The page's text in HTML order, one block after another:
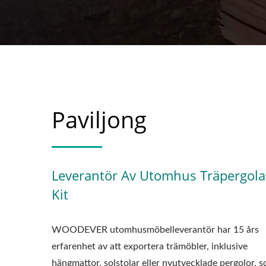
Paviljong
Leverantör Av Utomhus Träpergola
Kit
WOODEVER utomhusmöbelleverantör har 15 års
erfarenhet av att exportera trämöbler, inklusive
hängmattor, solstolar eller nyutvecklade pergolor,